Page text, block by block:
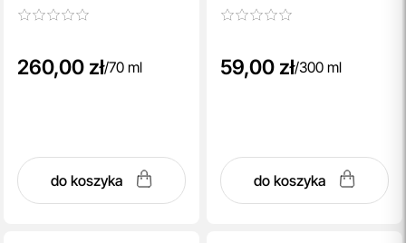
260,00 zł/70 ml
do koszyka
59,00 zł/300 ml
do koszyka